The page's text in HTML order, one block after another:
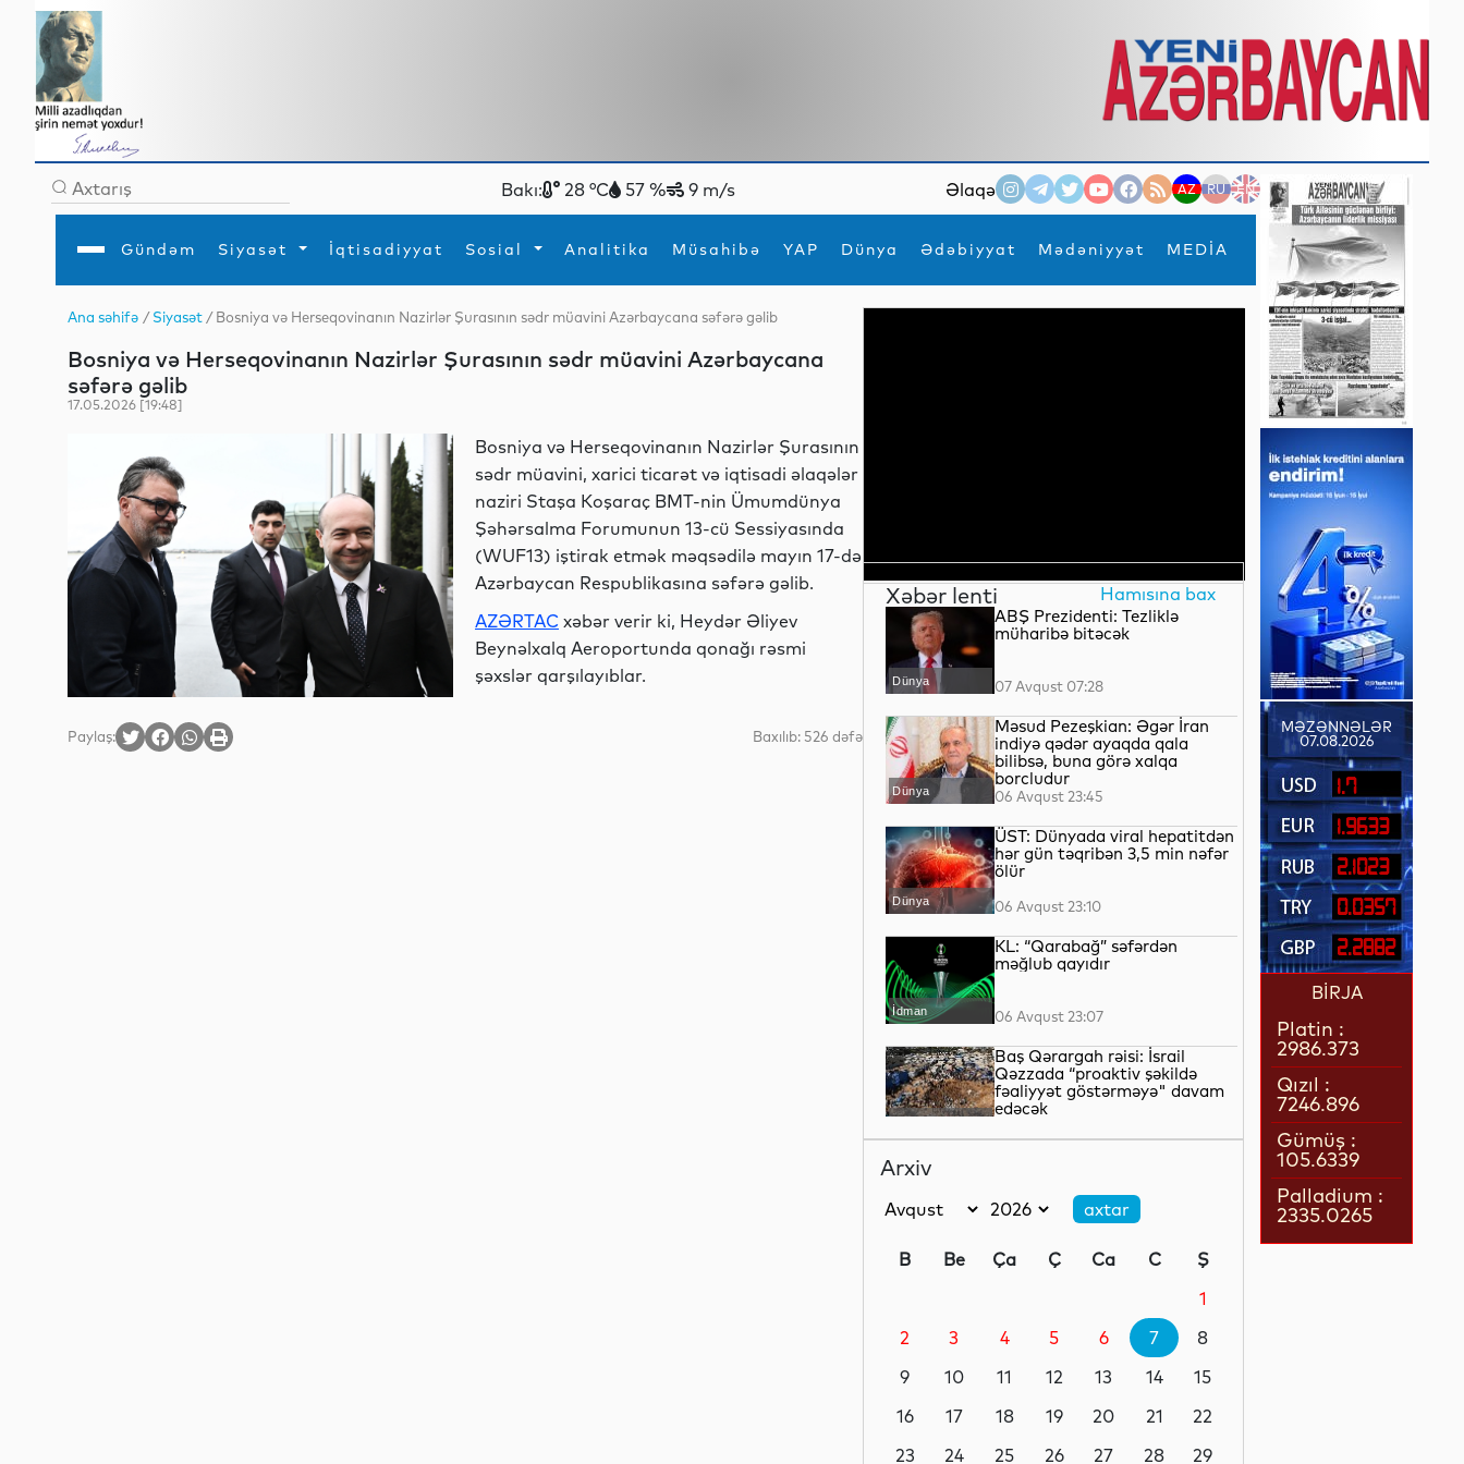
Bakı: 28 °C 57 % 9 m/s Əlaqə AZ RU EN
Gündəm Siyasət İqtisadiyyat Sosial Analitika Müsahibə YAP Dünya Ədəbiyyat Mədəniyyət MEDİA
×
Gündəm
İqtisadiyyat
YAP
Analitika
MEDİA
Xarici siyasətTurizm
Diaspor
İdmanYeni texnologiyalar
Ana səhifə /Siyasət / Bosniya və Herseqovinanın Nazirlər Şurasının sədr müavini Azərbaycana səfərə gəlib
Bosniya və Herseqovinanın Nazirlər Şurasının sədr müavini Azərbaycana
səfərə gəlib
17.05.2026 [19:48]
Bosniya və Herseqovinanın Nazirlər Şurasının
sədr müavini, xarici ticarət və iqtisadi əlaqələr
naziri Staşa Koşaraç BMT-nin Ümumdünya
Şəhərsalma Forumunun 13-cü Sessiyasında
(WUF13) iştirak etmək məqsədilə mayın 17-də
Azərbaycan Respublikasına səfərə gəlib.
AZƏRTAC xəbər verir ki, Heydər Əliyev
Beynəlxalq Aeroportunda qonağı rəsmi
şəxslər qarşılayıblar.
Paylaş: Baxılıb: 526 dəfə
Xəbər lenti Hamısına bax
Dünya
ABŞ Prezidenti: Tezliklə
müharibə bitəcək
07 Avqust 07:28
Dünya
Məsud Pezeşkian: Əgər İran
indiyə qədər ayaqda qala
bilibsə, buna görə xalqa
borcludur
06 Avqust 23:45
Dünya
ÜST: Dünyada viral hepatitdən
hər gün təqribən 3,5 min nəfər
ölür
06 Avqust 23:10
İdman
KL: “Qarabağ” səfərdən
məğlub qayıdır
06 Avqust 23:07
Dünya
Baş Qərargah rəisi: İsrail
Qəzzada “proaktiv şəkildə
fəaliyyət göstərməyə" davam
edəcək
Dünya
təşkilatı Aİ-ni əhalinin istidən
görməyə çağırıb
06 Avqust 21:39
Dünya
Rusiyanın Yaroslavl və Tver
yaşayış binalarına zərər vurub
06 Avqust 21:17
Arxiv
B Be Ça Ç Ca C
Ş
1
2
3 4 5 6 7
8
9
10 11 12 13 14
15
16
17 18 19 20 21
22
23
24 25 26 27 28
29
MƏZƏNNƏLƏR
07.08.2026
1.7
1.9633
2.1023
0.0357
2.2882
BİRJA
Platin :
2986.373
Qızıl :
7246.896
Gümüş :
105.6339
Palladium :
2335.0265